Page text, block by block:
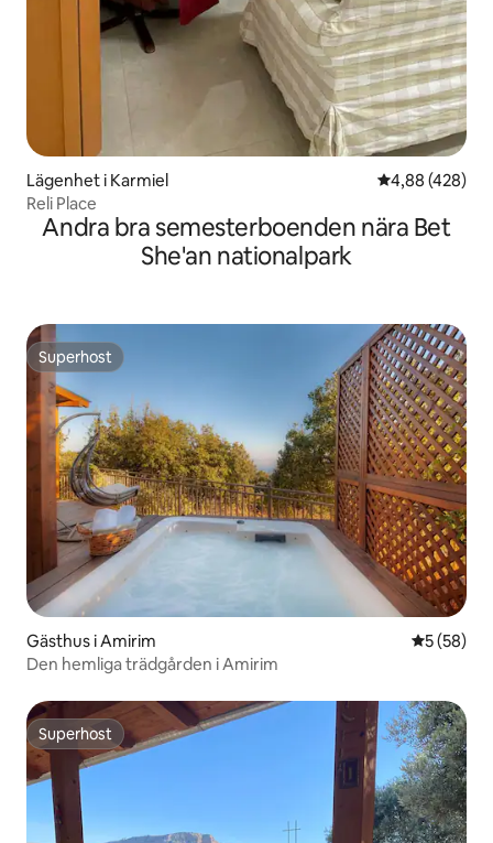
Lägenhet i Karmiel 4,88 av 5 i
4,88 (428)
Reli Place
Andra bra semesterboenden nära Bet
She'an nationalpark
Superhost
Superhost
Gästhus i Amirim 5 av 5 i
5 (58)
Den hemliga trädgården i Amirim
Superhost
Superhost